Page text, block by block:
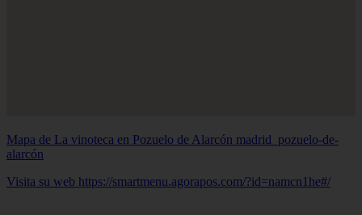
Mapa de La vinoteca en Pozuelo de Alarcón madrid_pozuelo-de-
alarcón
Visita su web https://smartmenu.agorapos.com/?id=namcn1he#/